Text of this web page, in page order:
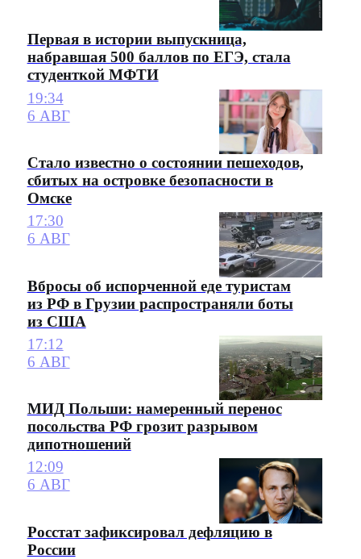
Первая в истории выпускница,
набравшая 500 баллов по ЕГЭ, стала
студенткой МФТИ
19:34
6 АВГ
Стало известно о состоянии пешеходов,
сбитых на островке безопасности в
Омске
17:30
6 АВГ
Вбросы об испорченной еде туристам
из РФ в Грузии распространяли боты
из США
17:12
6 АВГ
МИД Польши: намеренный перенос
посольства РФ грозит разрывом
дипотношений
12:09
6 АВГ
Росстат зафиксировал дефляцию в
России